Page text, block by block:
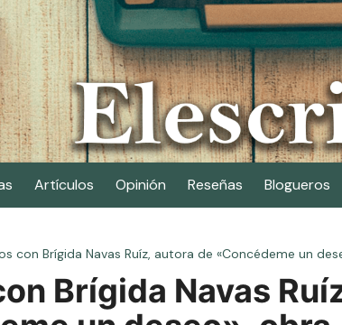
Artículos Opinión Reseñas Blogueros
con Brígida Navas Ruíz, autora de «Concédeme un
Brígida Navas